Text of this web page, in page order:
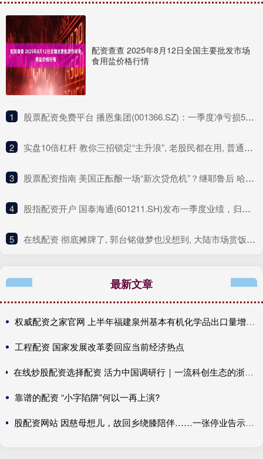
配资查查 2025年8月12日全国主要批发市场
食用盐价格行情
1 ​股票配资免费平台 播恩集团(001366.SZ)：一季度净亏损511.73万元
2 ​实盘10倍杠杆 教你三招锁定“主升浪”, 老股民都在用, 普通人却还不知道!
3 ​股票配资指南 美国正酝酿一场“新次贷危机”？继耶鲁后 哈佛据称也要抛售私募资产
4 ​股指配资开户 国泰海通(601211.SH)发布一季度业绩，归母净利润122.42亿元，同比增长391.78%
5 ​在线配资 彻底摊牌了, 郭台铭做梦也没想到, 大陆市场赏饭吃的时代结束了
最新文章
权威配资之家官网 上半年福建泉州基本有机化学品出口量增长近两成
工程配资 国家发展改革委回应当前经济热点
在线炒股配资选择配资 活力中国调研行｜一流科创生态的浙江解法，校地融合让“最强大脑”扎根产业沃土
靠谱的配资 “小字陷阱”何以一再上演?
股配资网站 因慈母想儿，故回乡绕膝陪伴……一张停业告示，为什么火?